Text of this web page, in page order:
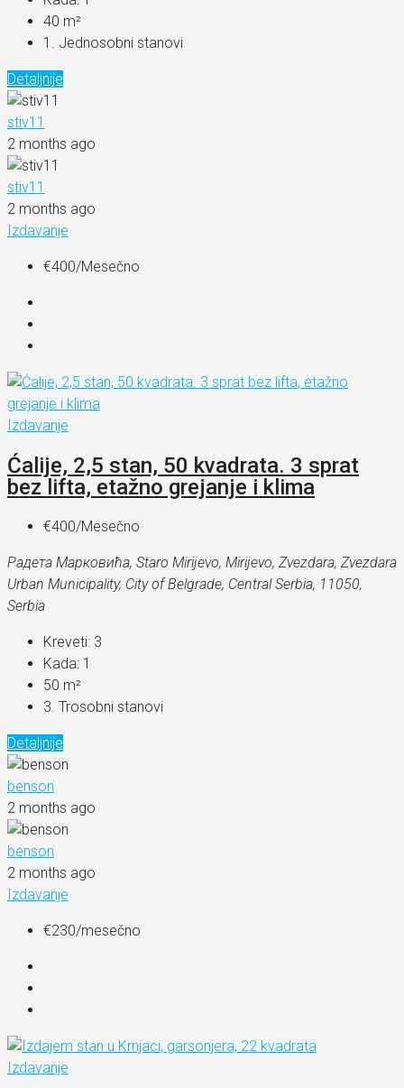
40 m²
1. Jednosobni stanovi
Detaljnije
stiv11
2 months ago
stiv11
2 months ago
Izdavanje
€400/Mesečno
Izdavanje
Ćalije, 2,5 stan, 50 kvadrata. 3 sprat
bez lifta, etažno grejanje i klima
€400/Mesečno
Радета Марковића, Staro Mirijevo, Mirijevo, Zvezdara, Zvezdara
Urban Municipality, City of Belgrade, Central Serbia, 11050,
Serbia
Kreveti: 3
Kada: 1
50 m²
3. Trosobni stanovi
Detaljnije
benson
2 months ago
benson
2 months ago
Izdavanje
€230/mesečno
Izdavanje